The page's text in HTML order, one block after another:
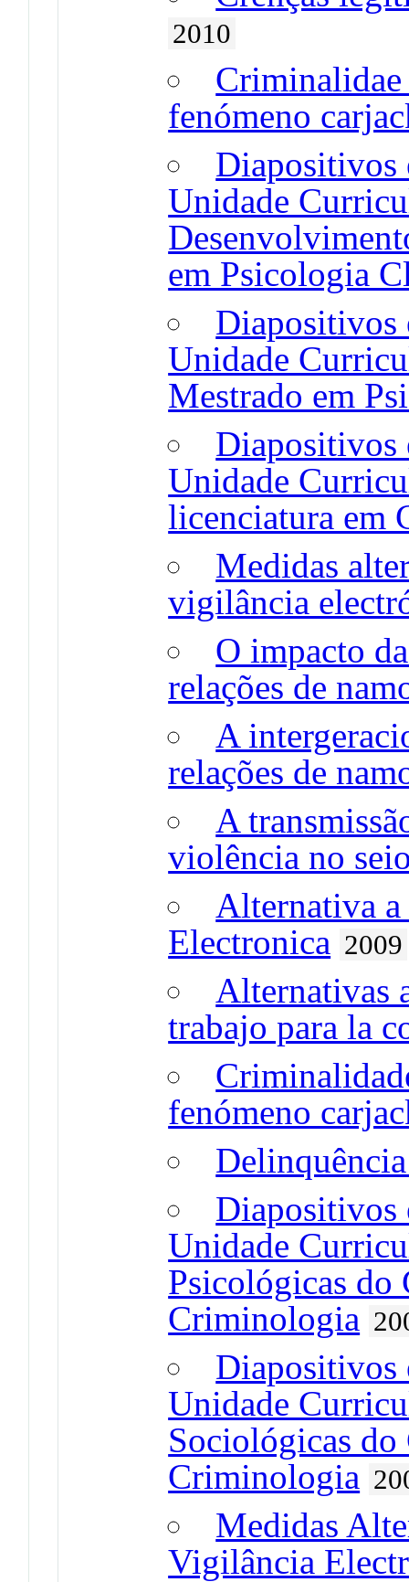
2010
fenómeno
Diapositivos
Unidade
em Psicologia
Diapositivos
Unidade
Mestrado em
Diapositivos
Unidade
licenciatura em
Medidas
vigilância
O impacto
relações de
A
relações de
A
violência no
Alternativa
Electronica 2009
Alternativas
trabajo para la
fenómeno
Diapositivos
Unidade
Psicológicas do
Criminologia
Diapositivos
Unidade
Sociológicas
Criminologia
Medidas
Vigilância